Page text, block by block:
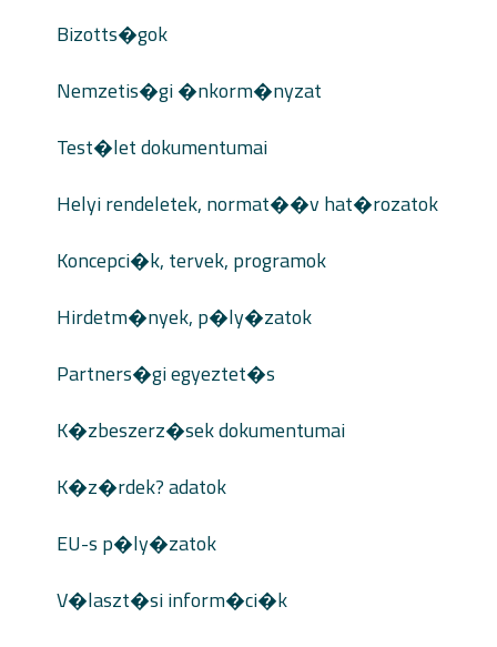
Bizotts�gok
Nemzetis�gi �nkorm�nyzat
Test�let dokumentumai
Helyi rendeletek, normat��v hat�rozatok
Koncepci�k, tervek, programok
Hirdetm�nyek, p�ly�zatok
Partners�gi egyeztet�s
K�zbeszerz�sek dokumentumai
K�z�rdek? adatok
EU-s p�ly�zatok
V�laszt�si inform�ci�k